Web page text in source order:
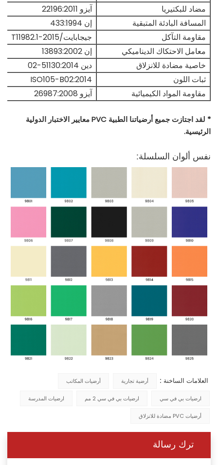
مضاد للبكتيريا
آيزو 22196:2011
المسافة البادئة المتبقية
إن 433:1994
مقاومة التآكل
جيجابايت/T11982.1-2015
معامل الاحتكاك الديناميكي
إن 13893:2002
خاصية مضادة للانزلاق
دين 51130:2014-02
ثبات اللون
ISO105-B02:2014
مقاومة المواد الكيميائية
آيزو 26987:2008
* لقد اجتازت جميع أرضياتنا الطبية PVC معايير الاختبار الدولية
الرئيسية.
نفس ألوان السلسلة:
العلامات الساخنة : أرضية تجارية أرضيات المكاتب
ارضيات بي في سي ارضيات بي في سي 2 مم ارضيات المدرسة
أرضيات PVC مضادة للانزلاق
ترك رسالة